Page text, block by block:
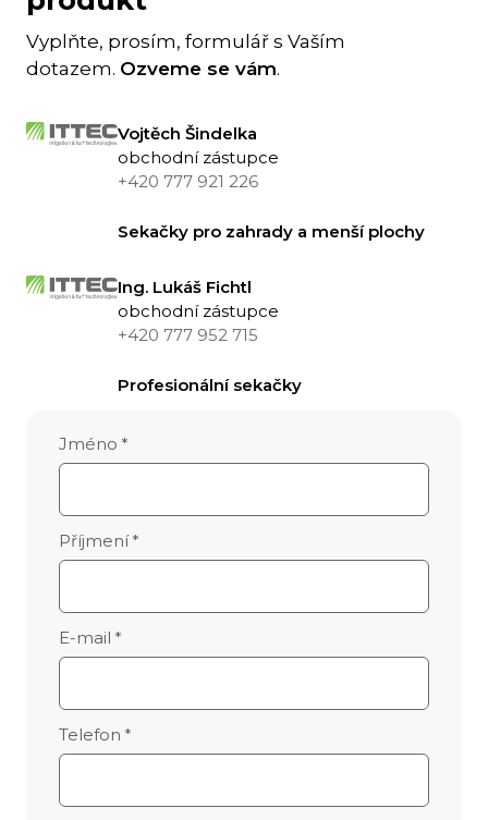
Vyplňte, prosím, formulář s Vaším
dotazem. Ozveme se vám.
Vojtěch Šindelka
obchodní zástupce
+420 777 921 226
Sekačky pro zahrady a menší plochy
Ing. Lukáš Fichtl
obchodní zástupce
+420 777 952 715
Profesionální sekačky
Jméno *
Příjmení *
E-mail *
Telefon *